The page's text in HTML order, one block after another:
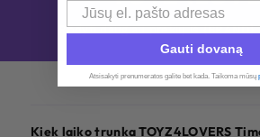
Rodyti daugiau prekių iš {BRAND}
Kiek laiko trunka TOYZ4LOVERS
Email
Gauti dovaną
Atsisakyti prenumeratos galite bet kada. Taikoma mūsų